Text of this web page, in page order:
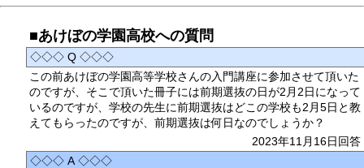
■あけぼの学園高校への質問
◇◇◇ Q ◇◇◇
この前あけぼの学園高等学校さんの入門講座に参加させて頂いた
のですが、そこで頂いた冊子には前期選抜の日が2月2日になって
いるのですが、学校の先生に前期選抜はどこの学校も2月5日と教
えてもらったのですが、前期選抜は何日なのでしょうか？
2023年11月16日回答
◇◇◇ A ◇◇◇